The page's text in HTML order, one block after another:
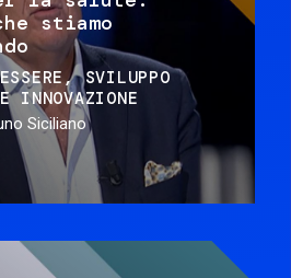
stiamo
SVILUPPO
INNOVAZIONE
Siciliano